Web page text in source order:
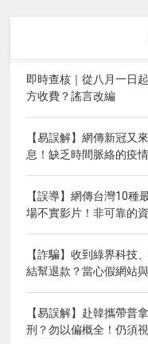
即時查核｜從八月一日
方收費？謠言改編
【易誤解】網傳新冠又
息！缺乏時間脈絡的疫
【誤導】網傳台灣10種
場不實影片！非可靠的
【詐騙】收到綠界科技
結幫退款？當心假網站
【易誤解】赴韓攜帶普
刑？勿以偏概全！仍須